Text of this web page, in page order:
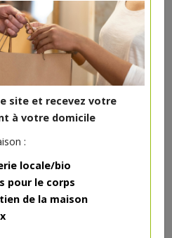
site et recevez votre
à votre domicile
:
locale/bio
pour le corps
de la maison
propose depuis 2022
de qualité élaborés selon la
5.4€/pc
1 pc
5.4€